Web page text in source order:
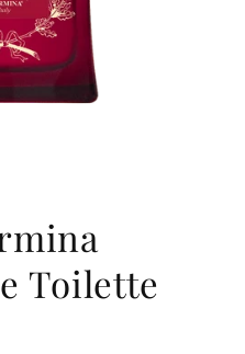
Toilette